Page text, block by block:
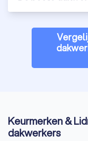
Keurmerken &
dakwerkers